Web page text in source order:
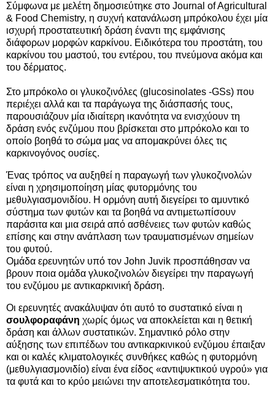
Σύμφωνα με μελέτη δημοσιεύτηκε στο Journal of Agricultural
& Food Chemistry, η συχνή κατανάλωση μπρόκολου έχει μία
ισχυρή προστατευτική δράση έναντι της εμφάνισης
διάφορων μορφών καρκίνου. Ειδικότερα του προστάτη, του
καρκίνου του μαστού, του εντέρου, του πνεύμονα ακόμα και
του δέρματος.
Στο μπρόκολο οι γλυκοζινόλες (glucosinolates -GSs) που
περιέχει αλλά και τα παράγωγα της διάσπασής τους,
παρουσιάζουν μία ιδιαίτερη ικανότητα να ενισχύουν τη
δράση ενός ενζύμου που βρίσκεται στο μπρόκολο και το
οποίο βοηθά το σώμα μας να απομακρύνει όλες τις
καρκινογόνος ουσίες.
Ένας τρόπος να αυξηθεί η παραγωγή των γλυκοζινολών
είναι η χρησιμοποίηση μίας φυτορμόνης του
μεθυλγιασμονιδίου. Η ορμόνη αυτή διεγείρει το αμυντικό
σύστημα των φυτών και τα βοηθά να αντιμετωπίσουν
παράσιτα και μια σειρά από ασθένειες των φυτών καθώς
επίσης και στην ανάπλαση των τραυματισμένων σημείων
του φυτού.
Ομάδα ερευνητών υπό τον John Juvik προσπάθησαν να
βρουν ποια ομάδα γλυκοζινολών διεγείρει την παραγωγή
του ενζύμου με αντικαρκινική δράση.
Οι ερευνητές ανακάλυψαν ότι αυτό το συστατικό είναι η
σουλφοραφάνη χωρίς όμως να αποκλείεται και η θετική
δράση και άλλων συστατικών. Σημαντικό ρόλο στην
αύξησης των επιπέδων του αντικαρκινικού ενζύμου έπαιξαν
και οι καλές κλιματολογικές συνθήκες καθώς η φυτορμόνη
(μεθυλγιασμονιδίο) είναι ένα είδος «αντιψυκτικού υγρού» για
τα φυτά και το κρύο μειώνει την αποτελεσματικότητα του.